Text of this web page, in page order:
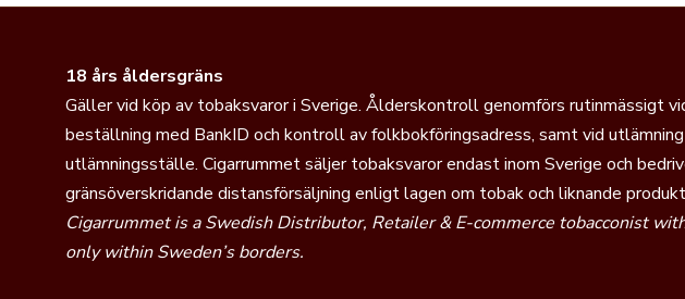
18 års åldersgräns
Gäller vid köp av tobaksvaror i Sverige. Ålderskontroll genomförs rutinmässigt
beställning med BankID och kontroll av folkbokföringsadress, samt vid
utlämningsställe. Cigarrummet säljer tobaksvaror endast inom Sverige och
gränsöverskridande distansförsäljning enligt lagen om tobak och liknande
Cigarrummet is a Swedish Distributor, Retailer & E-commerce tobacconist
only within Sweden’s borders.